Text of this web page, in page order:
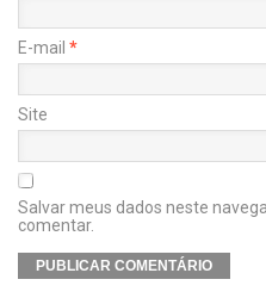
E-mail *
Site
Salvar meus dados neste
comentar.